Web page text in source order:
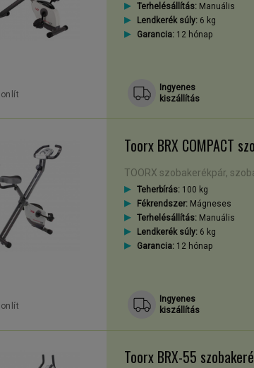
felüdülést, vagy akár szórakozást kínáló
A
támogatja a kalóriaégetést,
nehezebb nyomonkövetni a térképet (gyakran
Mindig biztonságos, kontrollált, és nem utolsó
nyomonkövethető edzésadatokat szolgáltat, a
felszereltséggel rendelkeznek, beleértve a
Terhelésállítás: Manuális
Lendkerék súly: 6 kg
Garancia: 12 hónap
Ingyenes
kiszállítás
Toorx BRX COMPACT
TOORX szobakerékpár,
Teherbírás: 100 kg
Fékrendszer: Mágneses
Terhelésállítás: Manuális
Lendkerék súly: 6 kg
Garancia: 12 hónap
Ingyenes
kiszállítás
Toorx BRX-55